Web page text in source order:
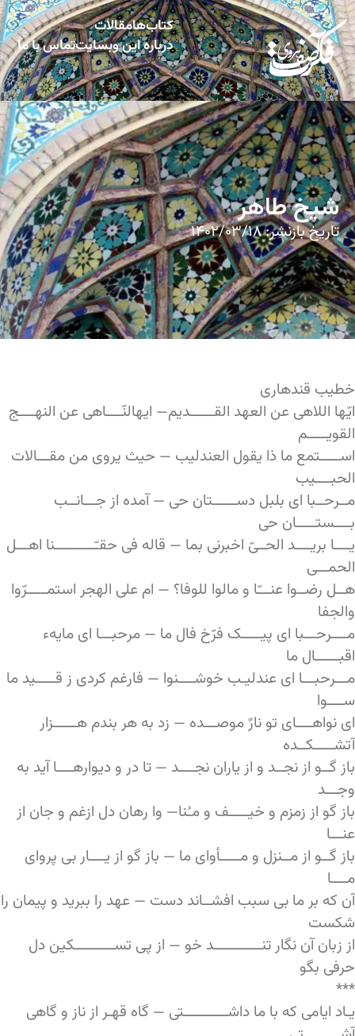
کتاب‌هامقالات
درباره این وبسایتتماس با ما
شیخ طاهر
تاریخ بازنشر:۱۴۰۲/۰۳/۱۸
خطیب قندهاری
ایّها اللاهی عن العهد القــــــدیم— ایهالنّــــاهی عن النهــــج
القویـــــم
اســـــتمع ما ذا یقول العندلیب — حیث یروی من مقـــالات
الحبــــیب
مــرحــبا ای بلبل دســــــتان حی — آمده از جـــانــب
بــــستـــــان حی
یــــا بریــــد الحــیّ اخبرنی بما — قاله فی حقـّــــــــــنا اهـــل
الحمـــی
هــل رضــوا عنـــّا و مالوا للوفا؟ — ام علی الهجر استمـــــرّوا
والجفا
مــــرحـــبا ای پیـــــک فرّخ فال ما — مرحبـــا ای مایهء
اقبــــــال ما
مـــرحبـــا ای عندلیـب خوشــــنوا — فارغم کردی ز قـــــید ما
ســــوا
ای نواهــــای تو نارٌ موصـــده — زد به هر بندم هــــــزار
آتشـــــکــده
باز گــو از نجــد و از یاران نجــــد — تا در و دیوارهــــا آید به
وجـــد
باز گو از زمزم و خیـــــف و مـُنا— وا رهان دل ازغم و جان از
عنـــا
باز گــو از مــنزل و مـــــأوای ما — باز گو از یــــار بی پروای
مــــا
آن که بر ما بی سبب افشــاند دست — عهد را ببرید و پیمان را
شکست
از زبان آن نگار تنــــــــــــد خو — از پی تســــــــــکین دل
حرفی بگو
***
یـاد ایامی که با ما داشـــــــــــتی — گاه قهـر از ناز و گاهی